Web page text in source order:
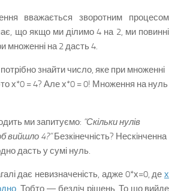
вважається зворотним процесом
що якщо ми ділимо 4 на 2, ми повинні
множенні на 2 дасть 4.
знайти число, яке при множенні
х*0 = 4? Але х*0 = 0! Множення на нуль
ми запитуємо: “Скільки нулів
вийшло 4?”Безкінечність? Нескінченна
дасть у сумі нуль.
дає невизначеність, адже 0*х=0, де х
. Тобто — безліч рішень. То що вийде